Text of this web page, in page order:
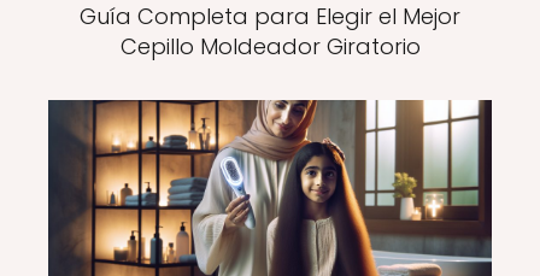
Guía Completa para Elegir el Mejor
Cepillo Moldeador Giratorio